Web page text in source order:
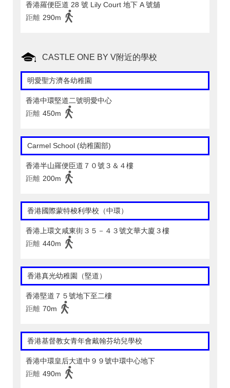
香港羅便臣道 28 號 Lily Court 地下 A 號舖
距離 290m
CASTLE ONE BY V附近的學校
明愛聖方濟各幼稚園
香港中環堅道二號明愛中心
距離 450m
Carmel School (幼稚園部)
香港半山羅便臣道７０號３＆４樓
距離 200m
香港國際蒙特梭利學校（中環）
香港上環文咸東街３５－４３號文華大廈３樓
距離 440m
香港真光幼稚園（堅道）
香港堅道７５號地下至二樓
距離 70m
香港基督教女青年會戴翰芬幼兒學校
香港中環皇后大道中９９號中環中心地下
距離 490m